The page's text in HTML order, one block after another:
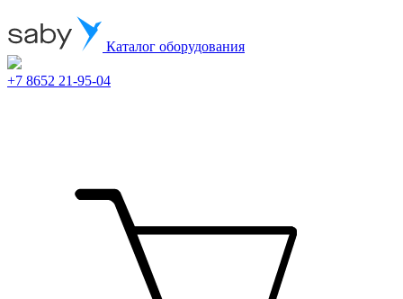
Каталог оборудования
+7 8652 21-95-04